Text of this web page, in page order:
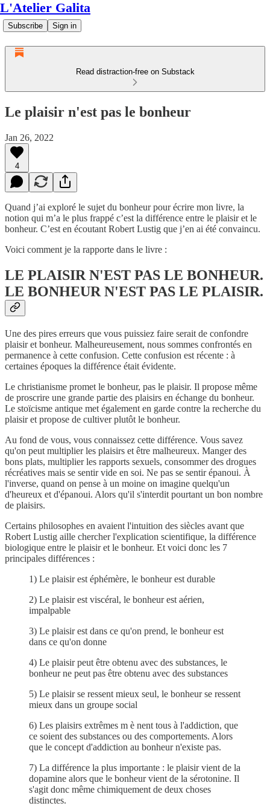
L'Atelier Galita
Subscribe Sign in
Read distraction-free on Substack
Le plaisir n'est pas le bonheur
Jan 26, 2022
4
Quand j’ai exploré le sujet du bonheur pour écrire mon livre, la
notion qui m’a le plus frappé c’est la différence entre le plaisir et le
bonheur. C’est en écoutant Robert Lustig que j’en ai été convaincu.
Voici comment je la rapporte dans le livre :
LE PLAISIR N'EST PAS LE BONHEUR.
LE BONHEUR N'EST PAS LE PLAISIR.
Une des pires erreurs que vous puissiez faire serait de confondre
plaisir et bonheur. Malheureusement, nous sommes confrontés en
permanence à cette confusion. Cette confusion est récente : à
certaines époques la différence était évidente.
Le christianisme promet le bonheur, pas le plaisir. Il propose même
de proscrire une grande partie des plaisirs en échange du bonheur.
Le stoïcisme antique met également en garde contre la recherche du
plaisir et propose de cultiver plutôt le bonheur.
Au fond de vous, vous connaissez cette différence. Vous savez
qu'on peut multiplier les plaisirs et être malheureux. Manger des
bons plats, multiplier les rapports sexuels, consommer des drogues
récréatives mais se sentir vide en soi. Ne pas se sentir épanoui. À
l'inverse, quand on pense à un moine on imagine quelqu'un
d'heureux et d'épanoui. Alors qu'il s'interdit pourtant un bon nombre
de plaisirs.
Certains philosophes en avaient l'intuition des siècles avant que
Robert Lustig aille chercher l'explication scientifique, la différence
biologique entre le plaisir et le bonheur. Et voici donc les 7
principales différences :
1) Le plaisir est éphémère, le bonheur est durable
2) Le plaisir est viscéral, le bonheur est aérien,
impalpable
3) Le plaisir est dans ce qu'on prend, le bonheur est
dans ce qu'on donne
4) Le plaisir peut être obtenu avec des substances, le
bonheur ne peut pas être obtenu avec des substances
5) Le plaisir se ressent mieux seul, le bonheur se ressent
mieux dans un groupe social
6) Les plaisirs extrêmes m è nent tous à l'addiction, que
ce soient des substances ou des comportements. Alors
que le concept d'addiction au bonheur n'existe pas.
7) La différence la plus importante : le plaisir vient de la
dopamine alors que le bonheur vient de la sérotonine. Il
s'agit donc même chimiquement de deux choses
distinctes.